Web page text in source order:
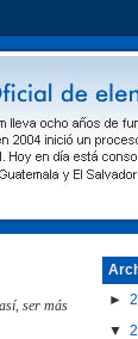
ser más
►
▼